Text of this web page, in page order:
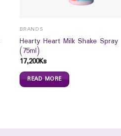
BRANDS
Hearty Heart Milk Shake Spray
(75ml)
17,200Ks
READ MORE